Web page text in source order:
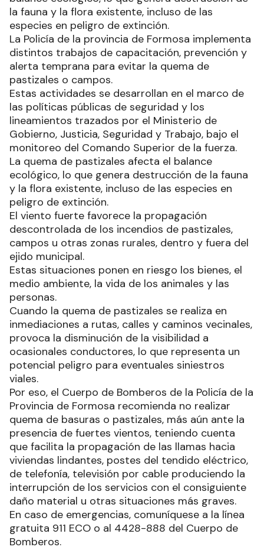
la fauna y la flora existente, incluso de las
especies en peligro de extinción.
La Policía de la provincia de Formosa implementa
distintos trabajos de capacitación, prevención y
alerta temprana para evitar la quema de
pastizales o campos.
Estas actividades se desarrollan en el marco de
las políticas públicas de seguridad y los
lineamientos trazados por el Ministerio de
Gobierno, Justicia, Seguridad y Trabajo, bajo el
monitoreo del Comando Superior de la fuerza.
La quema de pastizales afecta el balance
ecológico, lo que genera destrucción de la fauna
y la flora existente, incluso de las especies en
peligro de extinción.
El viento fuerte favorece la propagación
descontrolada de los incendios de pastizales,
campos u otras zonas rurales, dentro y fuera del
ejido municipal.
Estas situaciones ponen en riesgo los bienes, el
medio ambiente, la vida de los animales y las
personas.
Cuando la quema de pastizales se realiza en
inmediaciones a rutas, calles y caminos vecinales,
provoca la disminución de la visibilidad a
ocasionales conductores, lo que representa un
potencial peligro para eventuales siniestros
viales.
Por eso, el Cuerpo de Bomberos de la Policía de la
Provincia de Formosa recomienda no realizar
quema de basuras o pastizales, más aún ante la
presencia de fuertes vientos, teniendo cuenta
que facilita la propagación de las llamas hacia
viviendas lindantes, postes del tendido eléctrico,
de telefonía, televisión por cable produciendo la
interrupción de los servicios con el consiguiente
daño material u otras situaciones más graves.
En caso de emergencias, comuníquese a la línea
gratuita 911 ECO o al 4428-888 del Cuerpo de
Bomberos.